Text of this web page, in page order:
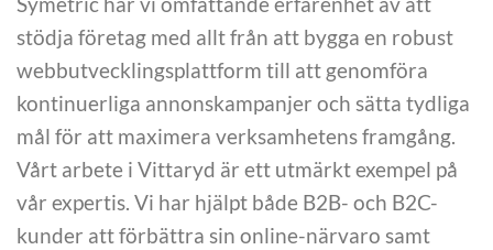
stödja företag med allt från att bygga en robust
webbutvecklingsplattform till att genomföra
kontinuerliga annonskampanjer och sätta tydliga
mål för att maximera verksamhetens framgång.
Vårt arbete i Vittaryd är ett utmärkt exempel på
vår expertis. Vi har hjälpt både B2B- och B2C-
kunder att förbättra sin online-närvaro samt